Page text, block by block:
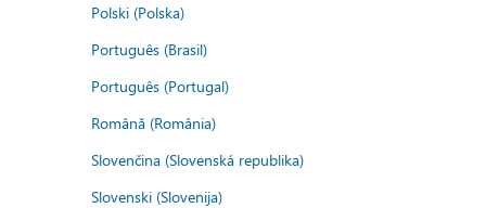
Polski (Polska)
Português (Brasil)
Português (Portugal)
Română (România)
Slovenčina (Slovenská republika)
Slovenski (Slovenija)